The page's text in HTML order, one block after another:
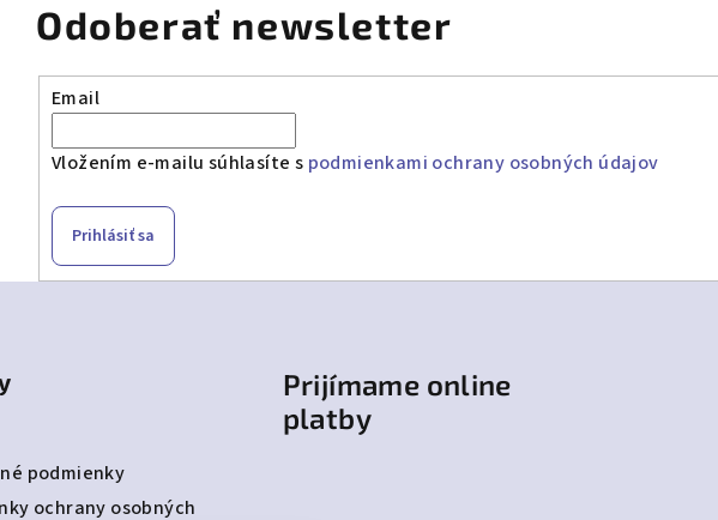
Odoberať newsletter
Email
Vložením e-mailu súhlasíte s podmienkami ochrany osobných údajov
Prihlásiť sa
podmienky
ochrany osobných
Prijímame online
platby